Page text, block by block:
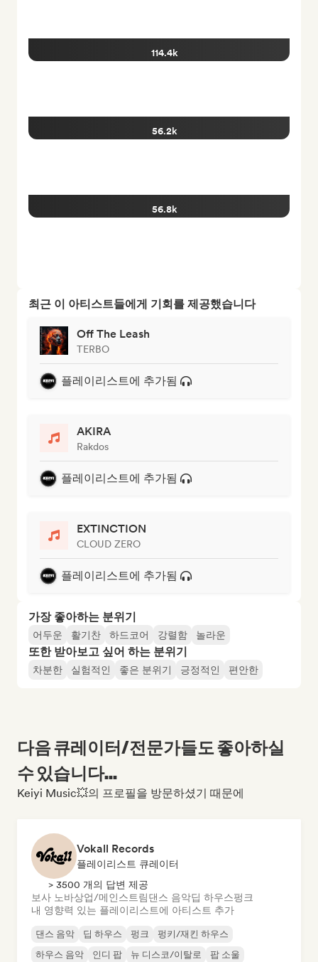
114.4k
56.2k
56.8k
최근 이 아티스트들에게 기회를 제공했습니다
Off The Leash
TERBO
플레이리스트에 추가됨
AKIRA
Rakdos
플레이리스트에 추가됨
EXTINCTION
CLOUD ZERO
플레이리스트에 추가됨
가장 좋아하는 분위기
어두운 활기찬 하드코어 강렬함 놀라운
또한 받아보고 싶어 하는 분위기
차분한 실험적인 좋은 분위기 긍정적인 편안한
다음 큐레이터/전문가들도 좋아하실
수 있습니다...
Keiyi Music💥의 프로필을 방문하셨기 때문에
Vokall Records
플레이리스트 큐레이터
> 3500 개의 답변 제공
보사 노바상업/메인스트림댄스 음악딥 하우스펑크
내 영향력 있는 플레이리스트에 아티스트 추가
댄스 음악 딥 하우스 펑크
펑키/재킨 하우스
하우스 음악
인디 팝 뉴 디스코/이탈로 팝 소울